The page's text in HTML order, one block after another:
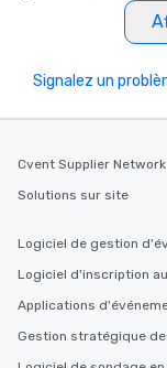
Signalez un
Cvent Supplier Network
Solutions sur site
Logiciel de gestion
Logiciel d'inscription
Applications
Gestion stratégique